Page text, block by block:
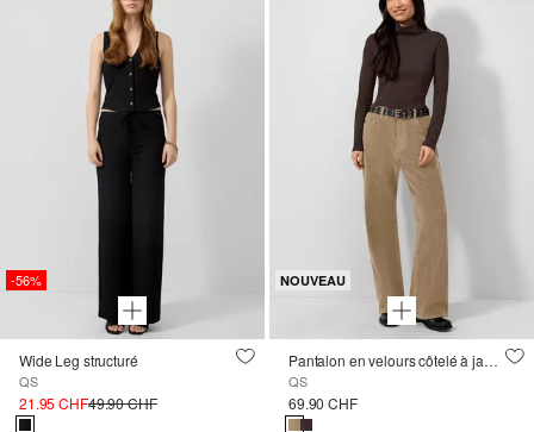
-56%
Wide Leg structuré
QS
21.95 CHF49.90 CHF
NOUVEAU
Pantalon en velours côtelé à jambes larges
QS
69.90 CHF